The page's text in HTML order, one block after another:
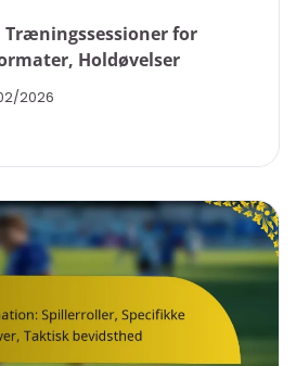
Træningssessioner for
Holdøvelser
2026